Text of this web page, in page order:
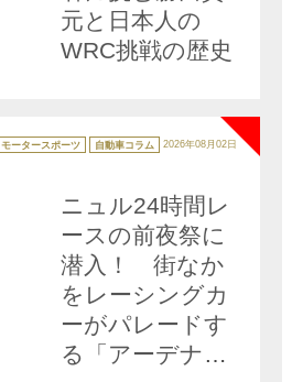
元と日本人の
WRC挑戦の歴史
モータースポーツ 自動車コラム 2026年08月02日
ニュル24時間レ
ースの前夜祭に
潜入！ 街なか
をレーシングカ
ーがパレードす
る「アーデナウ